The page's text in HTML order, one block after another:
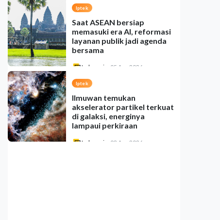
Iptek
Saat ASEAN bersiap
memasuki era AI, reformasi
layanan publik jadi agenda
bersama
Indonesia 05 Aug 2026
Iptek
Ilmuwan temukan
akselerator partikel terkuat
di galaksi, energinya
lampaui perkiraan
Indonesia 03 Aug 2026